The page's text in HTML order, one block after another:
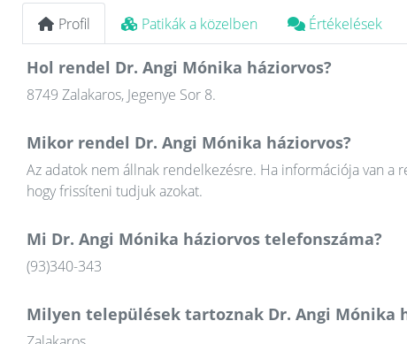
Profil Patikák a közelben Értékelések
Hol rendel Dr. Angi Mónika háziorvos?
8749 Zalakaros, Jegenye Sor 8.
Mikor rendel Dr. Angi Mónika háziorvos?
Az adatok nem állnak rendelkezésre. Ha információja van
hogy frissíteni tudjuk azokat.
Mi Dr. Angi Mónika háziorvos telefonszáma?
(93)340-343
Milyen települések tartoznak Dr. Angi Mónika